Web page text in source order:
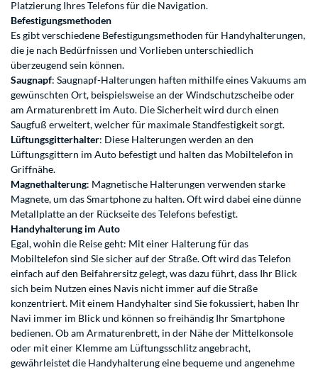
Platzierung Ihres Telefons für die Navigation.
Befestigungsmethoden
Es gibt verschiedene Befestigungsmethoden für Handyhalterungen,
die je nach Bedürfnissen und Vorlieben unterschiedlich
überzeugend sein können.
Saugnapf: Saugnapf-Halterungen haften mithilfe eines Vakuums am
gewünschten Ort, beispielsweise an der Windschutzscheibe oder
am Armaturenbrett im Auto. Die Sicherheit wird durch einen
Saugfuß erweitert, welcher für maximale Standfestigkeit sorgt.
Lüftungsgitterhalter: Diese Halterungen werden an den
Lüftungsgittern im Auto befestigt und halten das Mobiltelefon in
Griffnähe.
Magnethalterung: Magnetische Halterungen verwenden starke
Magnete, um das Smartphone zu halten. Oft wird dabei eine dünne
Metallplatte an der Rückseite des Telefons befestigt.
Handyhalterung im Auto
Egal, wohin die Reise geht: Mit einer Halterung für das
Mobiltelefon sind Sie sicher auf der Straße. Oft wird das Telefon
einfach auf den Beifahrersitz gelegt, was dazu führt, dass Ihr Blick
sich beim Nutzen eines Navis nicht immer auf die Straße
konzentriert. Mit einem Handyhalter sind Sie fokussiert, haben Ihr
Navi immer im Blick und können so freihändig Ihr Smartphone
bedienen. Ob am Armaturenbrett, in der Nähe der Mittelkonsole
oder mit einer Klemme am Lüftungsschlitz angebracht,
gewährleistet die Handyhalterung eine bequeme und angenehme